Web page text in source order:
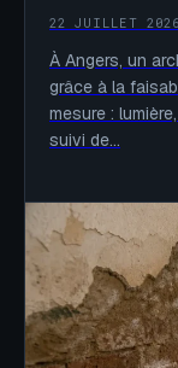
22 JUILLET 2026
À Angers, un
grâce à la
mesure :
suivi de…